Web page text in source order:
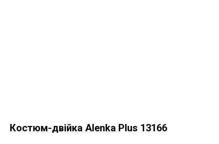
Костюм-двійка Alenka Plus 13166